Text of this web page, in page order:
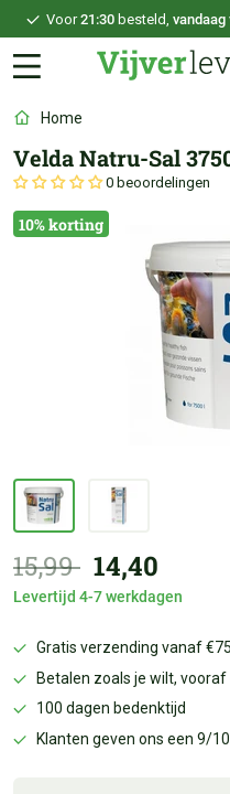
Voor21:30 besteld, vandaag
100 dagenbedenktijd
Home
Velda Natru-Sal
0 beoordelingen
10% korting
15,99 14,40
Levertijd 4-7 werkdagen
Gratis verzending vanaf
Betalen zoals je wilt,
100 dagen bedenktijd
Klanten geven ons een 9/10